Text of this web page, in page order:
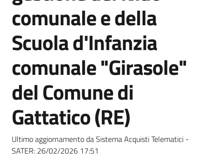
English
site
Seguici
su
comunale e della
Scuola d'Infanzia
comunale "Girasole"
del Comune di
Gattatico (RE)
Ultimo aggiornamento da Sistema Acquisti Telematici -
SATER: 26/02/2026 17:51